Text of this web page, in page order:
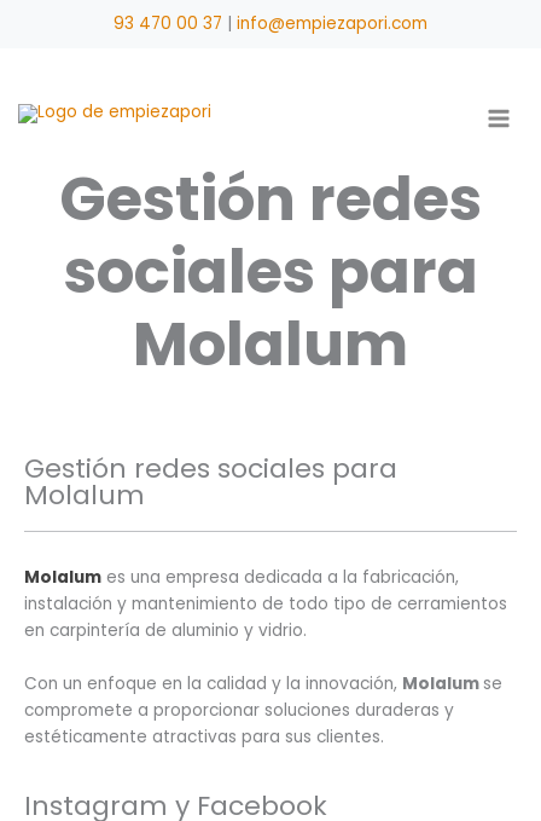
93 470 00 37 | info@empiezapori.com
Gestión redes
sociales para
Molalum
Gestión redes sociales para
Molalum
Molalum es una empresa dedicada a la fabricación,
instalación y mantenimiento de todo tipo de cerramientos
en carpintería de aluminio y vidrio.
Con un enfoque en la calidad y la innovación, Molalum se
compromete a proporcionar soluciones duraderas y
estéticamente atractivas para sus clientes.
Instagram y Facebook